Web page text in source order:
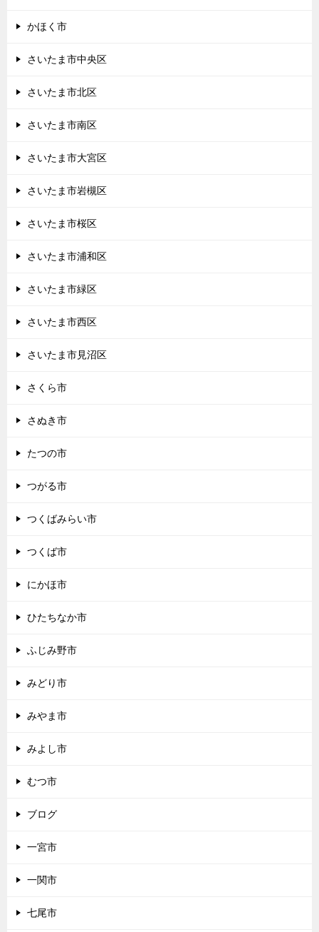
かほく市
さいたま市中央区
さいたま市北区
さいたま市南区
さいたま市大宮区
さいたま市岩槻区
さいたま市桜区
さいたま市浦和区
さいたま市緑区
さいたま市西区
さいたま市見沼区
さくら市
さぬき市
たつの市
つがる市
つくばみらい市
つくば市
にかほ市
ひたちなか市
ふじみ野市
みどり市
みやま市
みよし市
むつ市
ブログ
一宮市
一関市
七尾市